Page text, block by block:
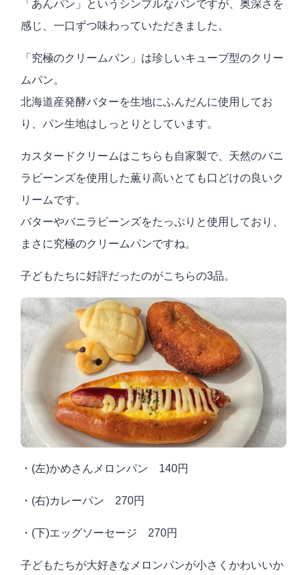
「あんパン」というシンプルなパンですが、奥深さを
感じ、一口ずつ味わっていただきました。
「究極のクリームパン」は珍しいキューブ型のクリー
ムパン。
北海道産発酵バターを生地にふんだんに使用してお
り、パン生地はしっとりとしています。
カスタードクリームはこちらも自家製で、天然のバニ
ラビーンズを使用した薫り高いとても口どけの良いク
リームです。
バターやバニラビーンズをたっぷりと使用しており、
まさに究極のクリームパンですね。
子どもたちに好評だったのがこちらの3品。
・(左)かめさんメロンパン 140円
・(右)カレーパン 270円
・(下)エッグソーセージ 270円
子どもたちが大好きなメロンパンが小さくかわいいか